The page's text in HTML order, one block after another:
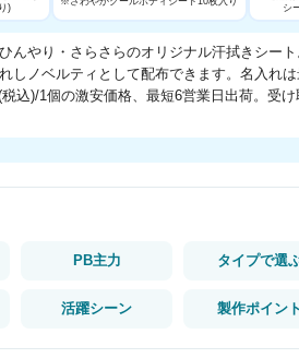
)
シ
んやり・さらさらのオリジナル汗拭きシー
しノベルティとして配布できます。名入れ
込)/1個の激安価格、最短6営業日出荷。受
PB主力 タイプで選
活躍シーン 製作ポイント